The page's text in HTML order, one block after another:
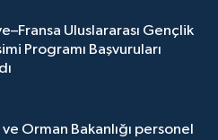
Uluslararası Gençlik
Programı Başvuruları
ve Orman Bakanlığı personel